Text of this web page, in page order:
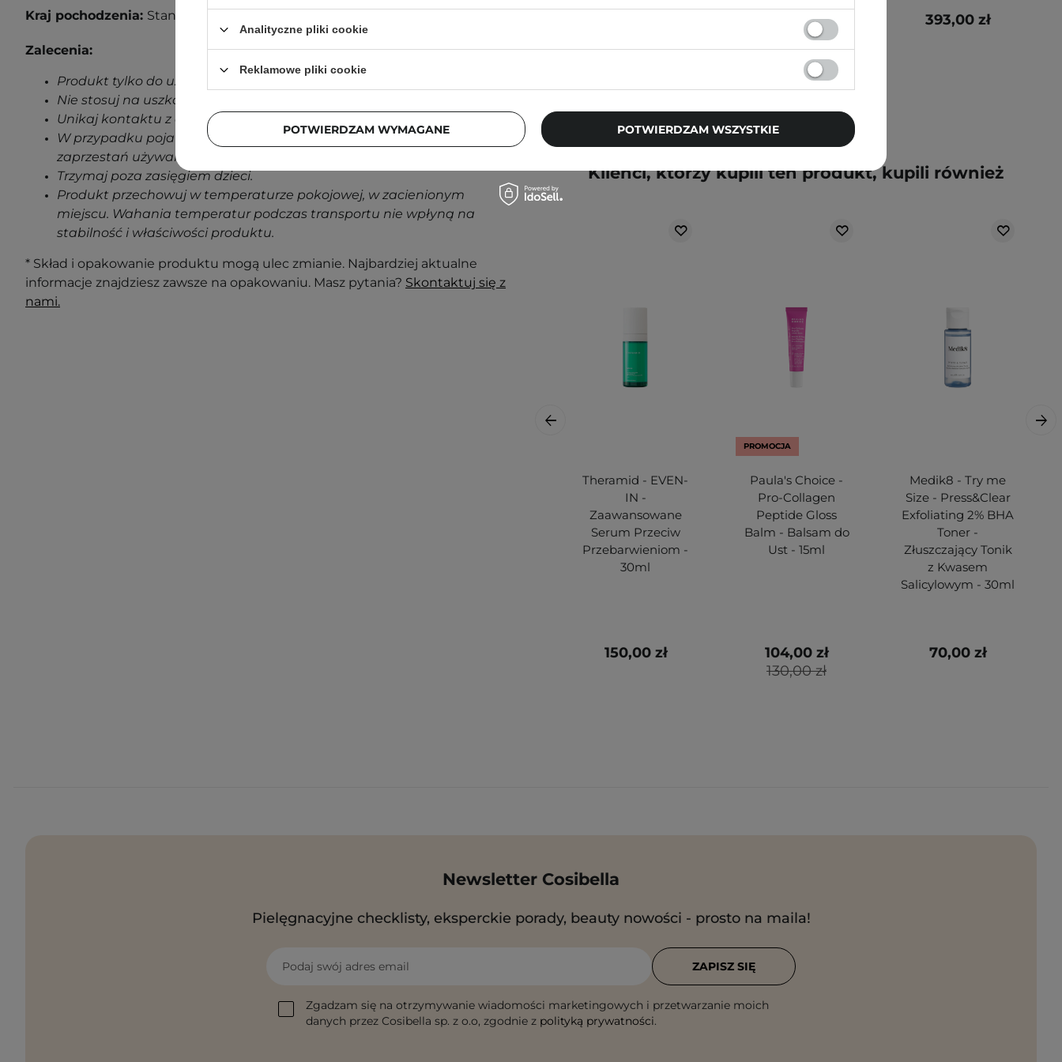
Kraj pochodzenia: Stany Zjednoczone.
Zalecenia:
Produkt tylko do użytku zewnętrznego.
Nie stosuj na uszkodzoną skórę.
Unikaj kontaktu z oczami.
W przypadku pojawienia się jakichkolwiek oznak podrażnienia,
zaprzestań używania produktu.
Trzymaj poza zasięgiem dzieci.
Produkt przechowuj w temperaturze pokojowej, w zacienionym
miejscu. Wahania temperatur podczas transportu nie wpłyną na
stabilność i właściwości produktu.
* Skład i opakowanie produktu mogą ulec zmianie. Najbardziej aktualne
informacje znajdziesz zawsze na opakowaniu. Masz pytania? Skontaktuj się z
nami.
270,00 zł
216,00 zł 393,00 zł
Klienci, którzy kupili ten produkt, kupili również
Theramid - EVEN-
IN -
Zaawansowane
Serum Przeciw
Przebarwieniom -
30ml
150,00 zł
PROMOCJA
Paula's Choice -
Pro-Collagen
Peptide Gloss
Balm - Balsam do
Ust - 15ml
130,00 zł
104,00 zł
Medik8 - Try me
Size - Press&Clear
Exfoliating 2% BHA
Toner -
Złuszczający Tonik
z Kwasem
Salicylowym - 30ml
70,00 zł
Newsletter Cosibella
Pielęgnacyjne checklisty, eksperckie porady, beauty nowości - prosto na maila!
Podaj swój adres email
Zgadzam się na otrzymywanie wiadomości marketingowych i przetwarzanie moich
danych przez Cosibella sp. z o.o, zgodnie z polityką prywatności.
ZAPISZ SIĘ
Analityczne pliki cookie
Reklamowe pliki cookie
POTWIERDZAM WYMAGANE POTWIERDZAM WSZYSTKIE